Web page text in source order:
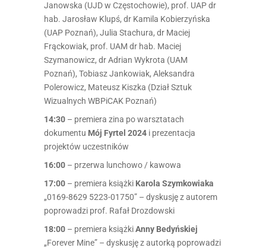
Janowska (UJD w Częstochowie), prof. UAP dr
hab. Jarosław Klupś, dr Kamila Kobierzyńska
(UAP Poznań), Julia Stachura, dr Maciej
Frąckowiak, prof. UAM dr hab. Maciej
Szymanowicz, dr Adrian Wykrota (UAM
Poznań), Tobiasz Jankowiak, Aleksandra
Polerowicz, Mateusz Kiszka (Dział Sztuk
Wizualnych WBPiCAK Poznań)
14:30 – premiera zina po warsztatach
dokumentu Mój Fyrtel 2024 i prezentacja
projektów uczestników
16:00 – przerwa lunchowo / kawowa
17:00 – premiera książki Karola Szymkowiaka
„0169-8629 5223-01750” – dyskusję z autorem
poprowadzi prof. Rafał Drozdowski
18:00 – premiera książkiAnny Bedyńskiej
„Forever Mine” – dyskusję z autorką poprowadzi